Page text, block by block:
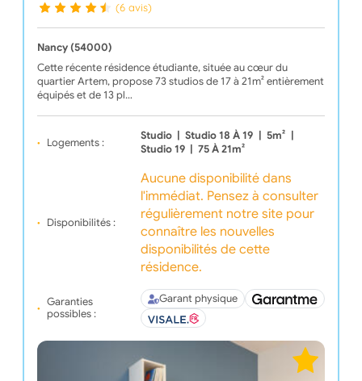
(6 avis)
Nancy (54000)
Cette récente résidence étudiante, située au cœur du
quartier Artem, propose 73 studios de 17 à 21m² entièrement
équipés et de 13 pl…
Logements :
Studio Studio 18 À 19 5m²
Studio 19
75 À 21m²
Disponibilités :
Aucune disponibilité dans
l'immédiat. Pensez à consulter
régulièrement notre site pour
connaître les nouvelles
disponibilités de cette
résidence.
Garanties
possibles :
Garant physique